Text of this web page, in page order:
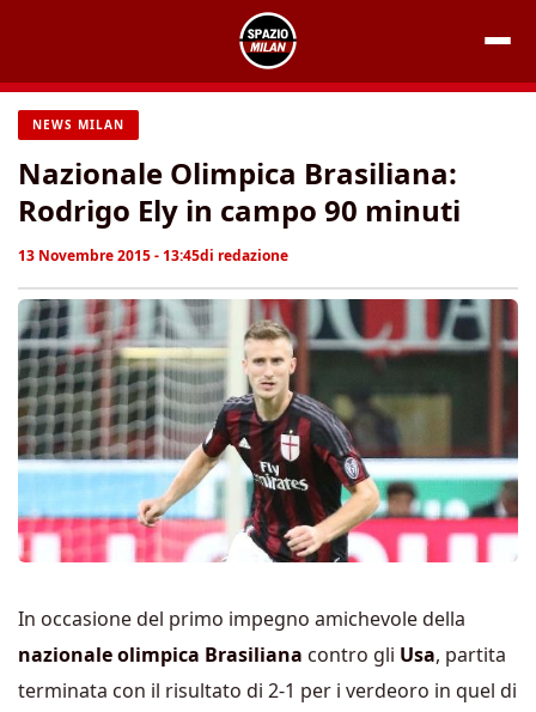
contenuto
NEWS MILAN
Nazionale Olimpica Brasiliana:
Rodrigo Ely in campo 90 minuti
13 Novembre 2015 - 13:45di redazione
In occasione del primo impegno amichevole della
nazionale olimpica Brasiliana contro gli Usa, partita
terminata con il risultato di 2-1 per i verdeoro in quel di